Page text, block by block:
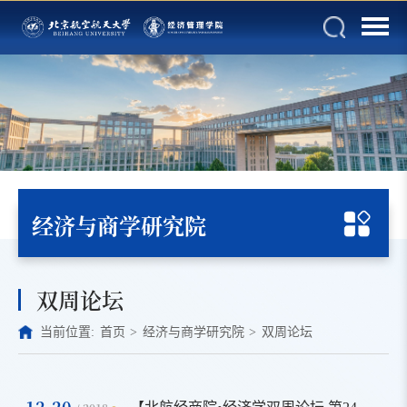
经济与商学研究院
双周论坛
当前位置: 首页 > 经济与商学研究院 > 双周论坛